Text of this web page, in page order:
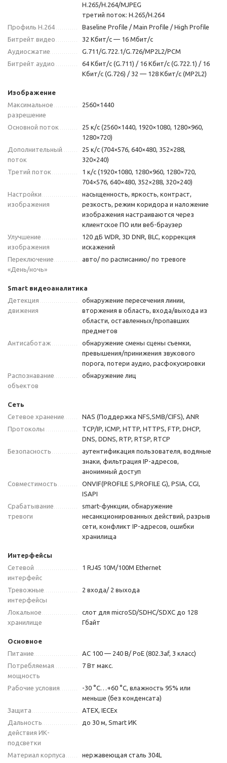
H.265/H.264/MJPEG
третий поток: H.265/H.264
Профиль H.264
Baseline Profile / Main Profile / High Profile
Битрейт видео
32 Кбит/с — 16 Мбит/с
Аудиосжатие
G.711/G.722.1/G.726/MP2L2/PCM
Битрейт аудио
64 Кбит/с (G.711) / 16 Кбит/с (G.722.1) / 16
Кбит/с (G.726) / 32 — 128 Кбит/с (MP2L2)
Изображение
Максимальное
разрешение
2560×1440
Основной поток
25 к/с (2560×1440, 1920×1080, 1280×960,
1280×720)
Дополнительный
поток
25 к/с (704×576, 640×480, 352×288,
320×240)
Третий поток
1 к/с (1920×1080, 1280×960, 1280×720,
704×576, 640×480, 352×288, 320×240)
Настройки
изображения
насыщенность, яркость, контраст,
резкость, режим коридора и наложение
изображения настраиваются через
клиентское ПО или веб-браузер
Улучшение
изображения
120 дБ WDR, 3D DNR, BLC, коррекция
искажений
Переключение
«День/ночь»
авто/ по расписанию/ по тревоге
Smart видеоаналитика
Детекция
движения
обнаружение пересечения линии,
вторжения в область, входа/выхода из
области, оставленных/пропавших
предметов
Антисаботаж
обнаружение смены сцены съемки,
превышения/принижения звукового
порога, потери аудио, расфокусировки
Распознавание
объектов
обнаружение лиц
Сеть
Сетевое хранение
NAS (Поддержка NFS,SMB/CIFS), ANR
Протоколы
TCP/IP, ICMP, HTTP, HTTPS, FTP, DHCP,
DNS, DDNS, RTP, RTSP, RTCP
Безопасность
аутентификация пользователя, водяные
знаки, фильтрация IP-адресов,
анонимный доступ
Совместимость
ONVIF(PROFILE S,PROFILE G), PSIA, CGI,
ISAPI
Срабатывание
тревоги
smart-функции, обнаружение
несанкционированных действий, разрыв
сети, конфликт IP-адресов, ошибки
хранилища
Интерфейсы
Сетевой
интерфейс
1 RJ45 10M/100M Ethernet
Тревожные
интерфейсы
2 входа/ 2 выхода
Локальное
хранилище
слот для microSD/SDHC/SDXC до 128
Гбайт
Основное
Питание
АC 100 — 240 В/ PoE (802.3af, 3 класс)
Потребляемая
мощность
7 Вт макс.
Рабочие условия
-30 °C…+60 °C, влажность 95% или
меньше (без конденсата)
Защита
ATEX, IECEx
Дальность
действия ИК-
подсветки
до 30 м, Smart ИК
Материал корпуса
нержавеющая сталь 304L